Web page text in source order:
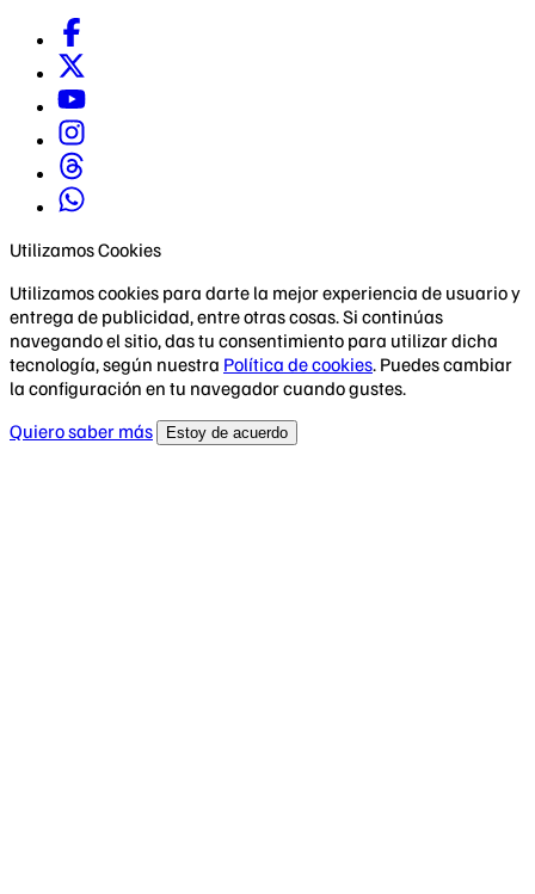
Utilizamos Cookies
Utilizamos cookies para darte la mejor experiencia de usuario y
entrega de publicidad, entre otras cosas. Si continúas
navegando el sitio, das tu consentimiento para utilizar dicha
tecnología, según nuestra Política de cookies. Puedes cambiar
la configuración en tu navegador cuando gustes.
Quiero saber más
Estoy de acuerdo